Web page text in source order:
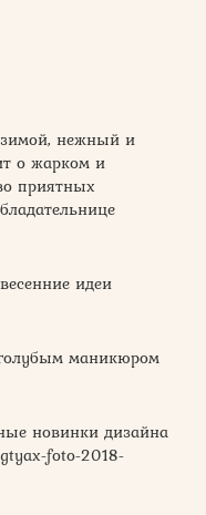
нежный и
о жарком и
приятных
идеи
маникюром
новинки дизайна
foto-2018-